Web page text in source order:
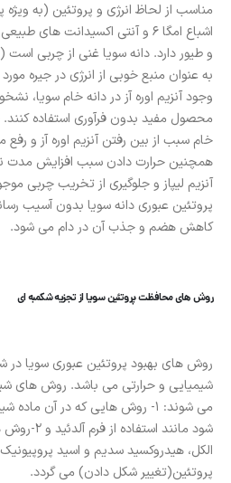
مناسب از لحاظ انرژی و پروتئین (به
اشباع امگا 6 و آنتی اکسیدانت
به عنوان منبع خوبی از انرژی در جیره
وجود آنزیم اوره آز در دانه خام سویا،
محصول مفید بدون فرآوری استفاده کنند.
خام سبب از بین رفتن آنزیم اوره آز و
همچنین حرارت دادن سبب افزایش مدت
آنزیم لیپاز و جلوگیری از تخریب چربی
پروتئین عبوری دانه سویا بدون آسیب
کاهش هضم و جذب آن در دام می شود.
روش های محافظت پروتئین سویا از تجزیه شکمبه ای
روش های بهبود پروتئین عبوری سویا
می شوند: 1- روش هایی که در آن
شود مانند
الکل، هیدروکسید سدیم و اسید
پروتئین(تغییر شکل دادن) می گردد.